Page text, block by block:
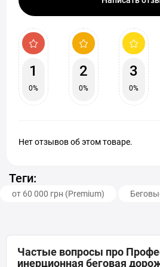
1
0%
2
0%
3
0%
Нет отзывов об этом товаре.
Теги:
от 60 000 грн (Premium)
Частые вопросы про
инерционная беговая